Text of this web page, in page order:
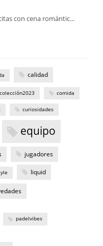
con cena romántic...
calidad
colección2023 comida
curiosidades
equipo
jugadores
liquid
padelvibes